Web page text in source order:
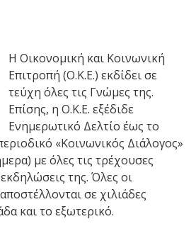
Η Οικονομική και Κοινωνική
Επιτροπή (Ο.Κ.Ε.) εκδίδει σε
τεύχη όλες τις Γνώμες της.
Επίσης, η Ο.Κ.Ε. εξέδιδε
Ενημερωτικό Δελτίο έως το
«Κοινωνικός Διάλογος»
με όλες τις τρέχουσες
της. Όλες οι
σε χιλιάδες
και το εξωτερικό.